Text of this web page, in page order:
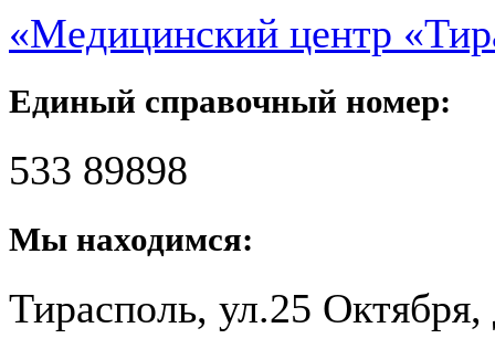
«Медицинский центр
Единый справочный номер:
533 89898
Мы находимся:
Тирасполь, ул.25 Октября,